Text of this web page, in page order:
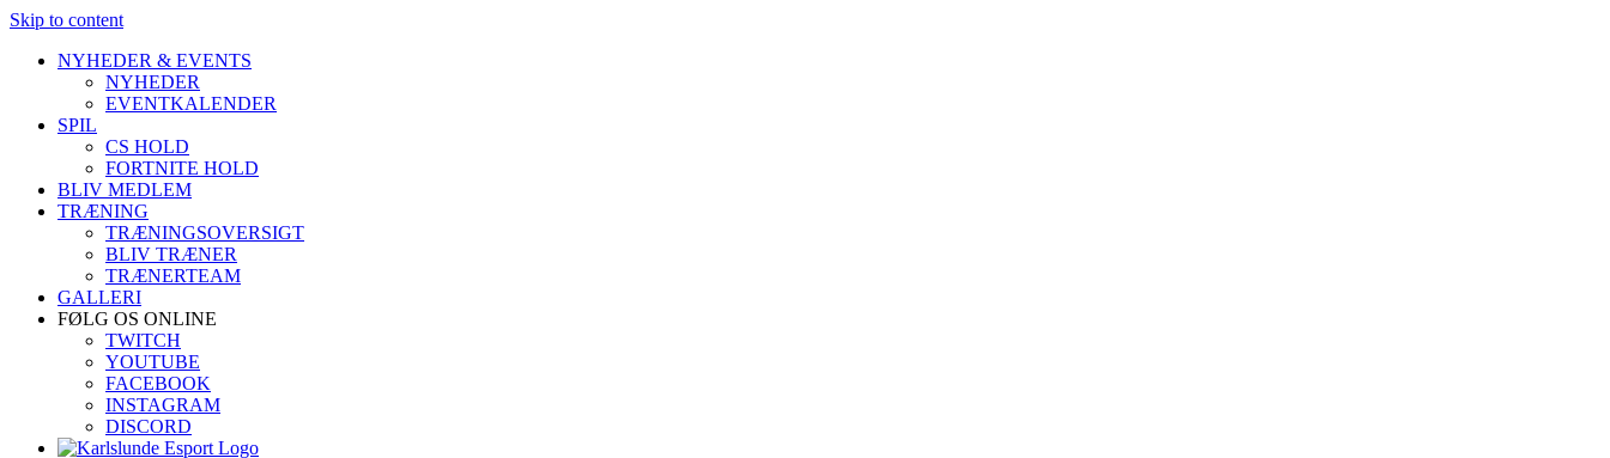
Skip to content
NYHEDER & EVENTS
NYHEDER
EVENTKALENDER
SPIL
CS HOLD
FORTNITE HOLD
BLIV MEDLEM
TRÆNING
TRÆNINGSOVERSIGT
BLIV TRÆNER
TRÆNERTEAM
GALLERI
FØLG OS ONLINE
TWITCH
YOUTUBE
FACEBOOK
INSTAGRAM
DISCORD